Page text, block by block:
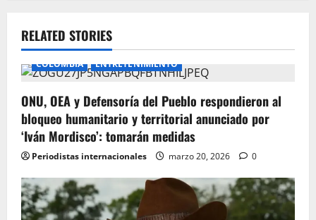
v
i
g
a
t
i
RELATED STORIES
COLOMBIA ENTRETENIMIENTO
ONU, OEA y Defensoría del Pueblo respondieron al
bloqueo humanitario y territorial anunciado por
‘Iván Mordisco’: tomarán medidas
Periodistas internacionales marzo 20, 2026 0